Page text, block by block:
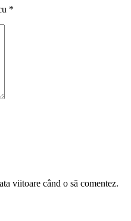
*
viitoare când o să comentez.